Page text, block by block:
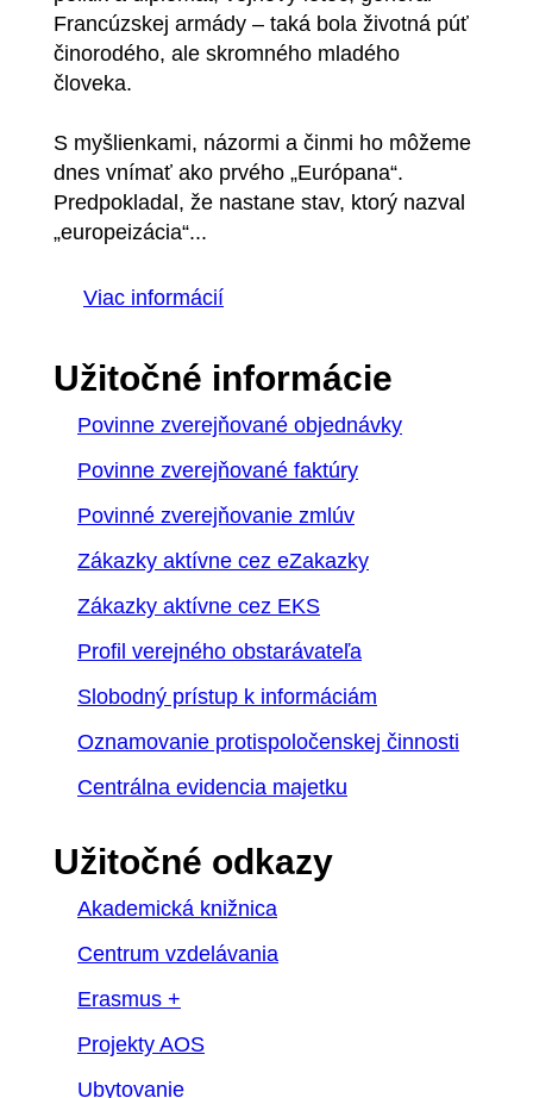
Francúzskej armády – taká bola životná púť
činorodého, ale skromného mladého
človeka.
S myšlienkami, názormi a činmi ho môžeme
dnes vnímať ako prvého „Európana“.
Predpokladal, že nastane stav, ktorý nazval
„europeizácia“...
Viac informácií
Užitočné informácie
Povinne zverejňované objednávky
Povinne zverejňované faktúry
Povinné zverejňovanie zmlúv
Zákazky aktívne cez eZakazky
Zákazky aktívne cez EKS
Profil verejného obstarávateľa
Slobodný prístup k informáciám
Oznamovanie protispoločenskej činnosti
Centrálna evidencia majetku
Užitočné odkazy
Akademická knižnica
Centrum vzdelávania
Erasmus +
Projekty AOS
Ubytovanie